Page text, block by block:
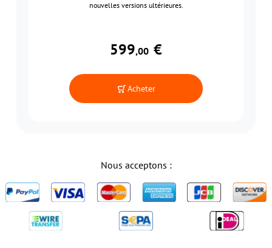
nouvelles versions ultérieures.
599,00 €
Acheter
Nous acceptons :